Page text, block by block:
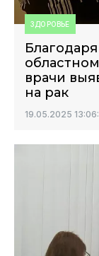
ЗДОРОВЬЕ
врачи
на рак
19.05.2025